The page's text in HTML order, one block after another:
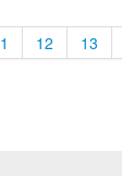
12 13